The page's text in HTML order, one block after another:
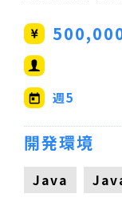
週5
開発環境
Java